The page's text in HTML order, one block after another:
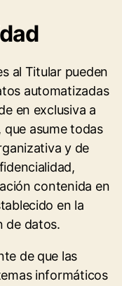
al Titular pueden
automatizadas
en exclusiva a
que asume todas
y de
contenida en
en la
de datos.
de que las
informáticos